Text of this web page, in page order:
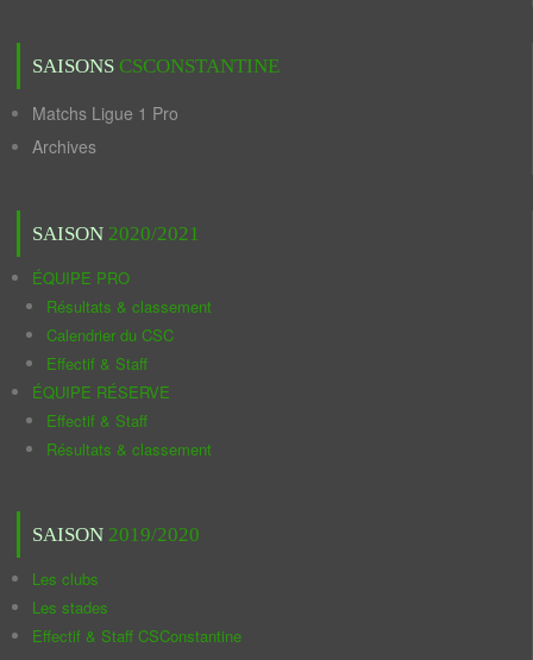
SAISONS CSCONSTANTINE
Matchs Ligue 1 Pro
Archives
SAISON 2020/2021
ÉQUIPE PRO
Résultats & classement
Calendrier du CSC
Effectif & Staff
ÉQUIPE RÉSERVE
Effectif & Staff
Résultats & classement
SAISON 2019/2020
Les clubs
Les stades
Effectif & Staff CSConstantine